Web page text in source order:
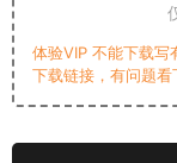
体验VIP 不能下载写
下载链接，有问题看